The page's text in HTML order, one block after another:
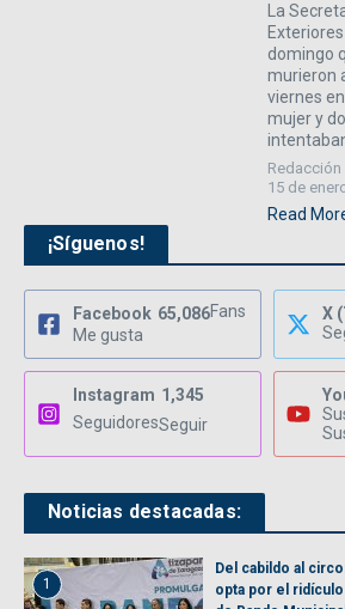
La
domingo
murieron
viernes
mujer y
Redacción
15 de
Read
¡Síguenos!
Facebook 65,086Fans
Me gusta
X
Instagram 1,345
SeguidoresSeguir
Noticias destacadas:
1
Del cabildo al
opta por el